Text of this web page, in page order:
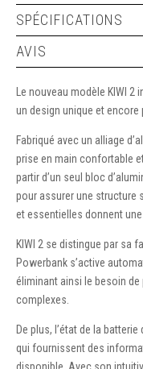
SPÉCIFICATIONS
AVIS
Le nouveau modèle KIWI
un design unique et
Fabriqué avec un alliage
prise en main confortable
partir d’un seul bloc
pour assurer une structure
et essentielles donnent
KIWI 2 se distingue par sa
Powerbank s’active
éliminant ainsi le besoin
complexes.
De plus, l’état de la
qui fournissent des